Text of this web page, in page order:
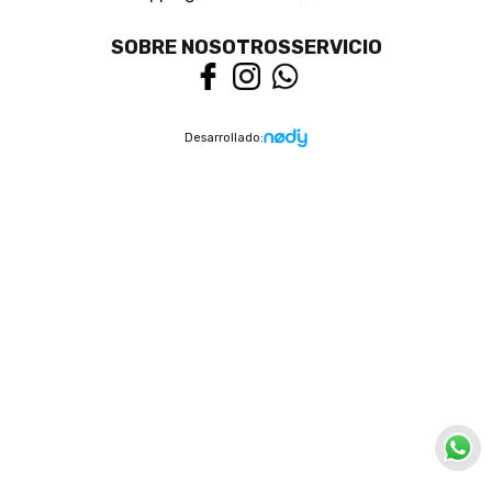
SOBRE NOSOTROSSERVICIO
Desarrollado: